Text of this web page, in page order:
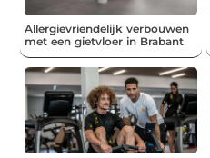
Allergievriendelijk verbouwen
met een gietvloer in Brabant